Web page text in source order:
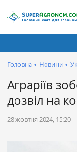
Головна • Новини •
Аграріїв
дозвіл на
28 жовтня 2024, 15:20